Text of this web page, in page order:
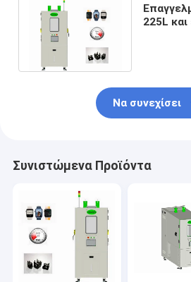
225L
Να συνεχίσει
Συνιστώμενα Προϊόντα